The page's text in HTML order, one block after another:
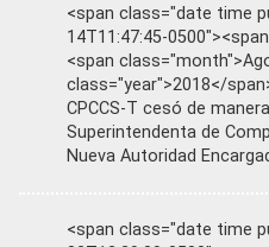
<span class="date time
14T11:47:45-
<span
class="year">2018</
CPCCS-T cesó de
Superintendenta de
Nueva Autoridad
<span class="date time